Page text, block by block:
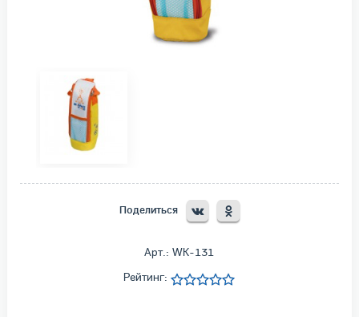
Поделиться
Арт.: WK-131
Рейтинг: